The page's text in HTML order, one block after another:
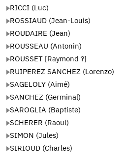
RICCI (Luc)
ROSSIAUD (Jean-Louis)
ROUDAIRE (Jean)
ROUSSEAU (Antonin)
ROUSSET [Raymond ?]
RUIPEREZ SANCHEZ (Lorenzo)
SAGELOLY (Aimé)
SANCHEZ (Germinal)
SAROGLIA (Baptiste)
SCHERER (Raoul)
SIMON (Jules)
SIRIOUD (Charles)